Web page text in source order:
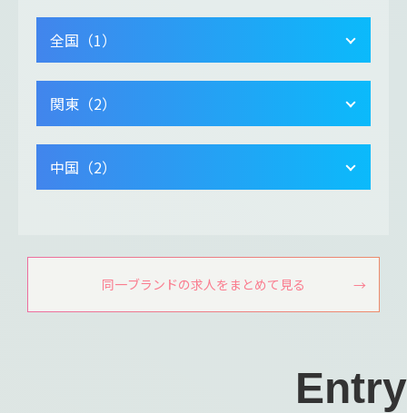
全国（1）
関東（2）
中国（2）
同一ブランドの求人をまとめて見る
Entry